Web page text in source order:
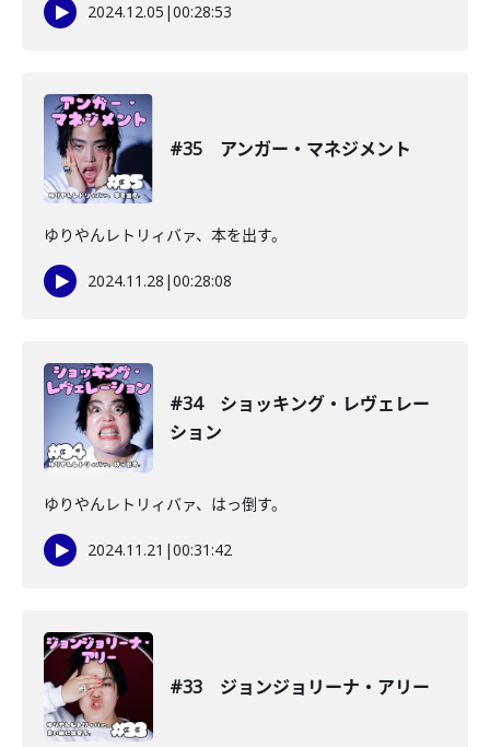
2024.12.05 |00:28:53
#35 アンガー・マネジメント
ゆりやんレトリィバァ、本を出す。
2024.11.28 |00:28:08
#34 ショッキング・レヴェレー
ション
ゆりやんレトリィバァ、はっ倒す。
2024.11.21 |00:31:42
#33 ジョンジョリーナ・アリー